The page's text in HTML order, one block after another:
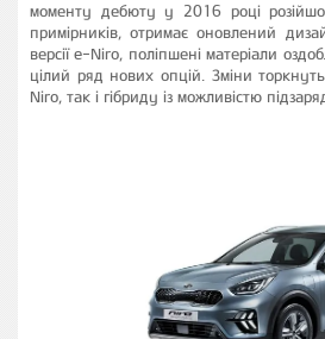
моменту дебюту у 2016 році
примірників, отримає оновлений
версії e-Niro, поліпшені матеріали
цілий ряд нових опцій. Зміни
Niro, так і гібриду із можливістю